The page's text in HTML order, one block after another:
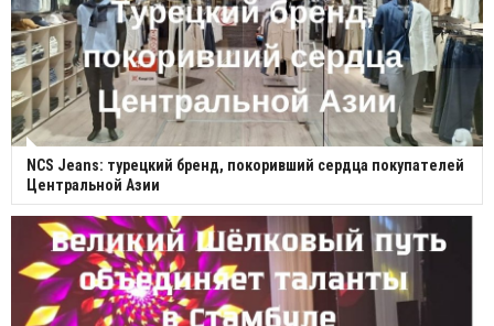
NCS Jeans: турецкий бренд, покоривший сердца покупателей
Центральной Азии